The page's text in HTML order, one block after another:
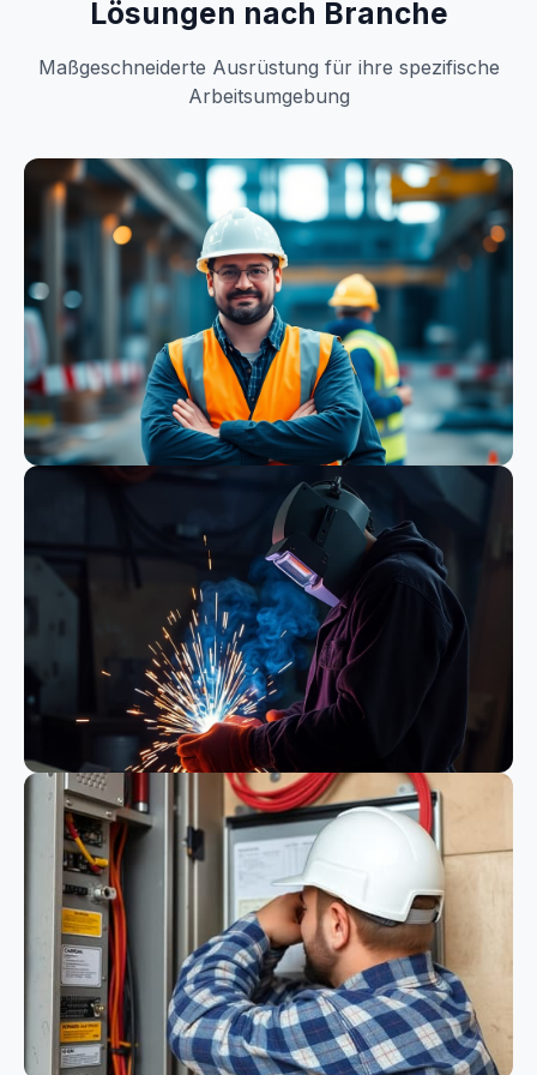
Lösungen nach Branche
Maßgeschneiderte Ausrüstung für ihre spezifische
Arbeitsumgebung
Bauwesen
Schweißen